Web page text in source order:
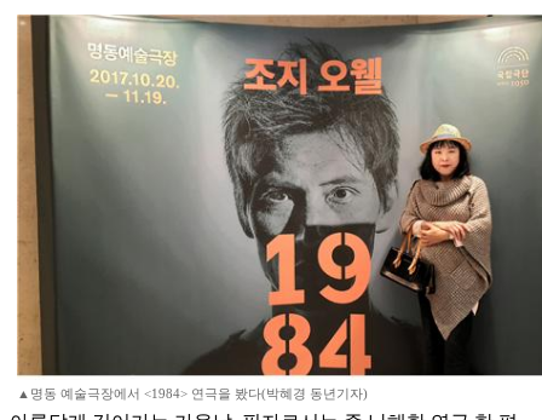
▲명동 예술극장에서 <1984> 연극을 봤다(박혜경 동년기자)